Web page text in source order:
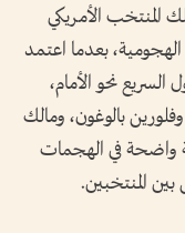
المنتخب الأمريكي
بعدما اعتمد
نحو الأمام،
بالوغون، ومالك
واضحة في الهجمات
المنتخبين.